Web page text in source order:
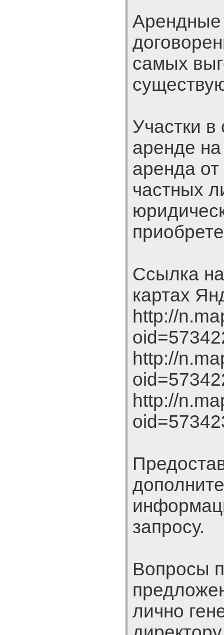
Арендные
самых
Участки в
аренде
аренда от
частных
Ссылка
картах
http://
http://
http://
запросу.
Вопросы
лично